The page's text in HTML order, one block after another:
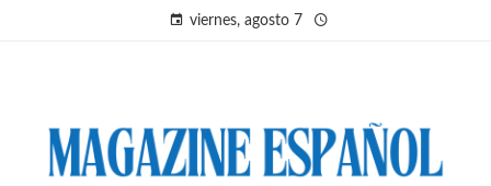
viernes, agosto 7